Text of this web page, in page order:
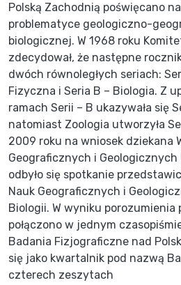
Polską Zachodnią poświęcano
problematyce geologiczno-
biologicznej. W 1968 roku
zdecydował, że następne
dwóch równoległych seriach:
Fizyczna i Seria B – Biologia. Z
ramach Serii – B ukazywała się
natomiast Zoologia utworzyła
2009 roku na wniosek dziekana
Geograficznych i Geologicznych
odbyło się spotkanie
Nauk Geograficznych i
Biologii. W wyniku porozumienia
połączono w jednym
Badania Fizjograficzne nad
się jako kwartalnik pod nazwą
czterech zeszytach